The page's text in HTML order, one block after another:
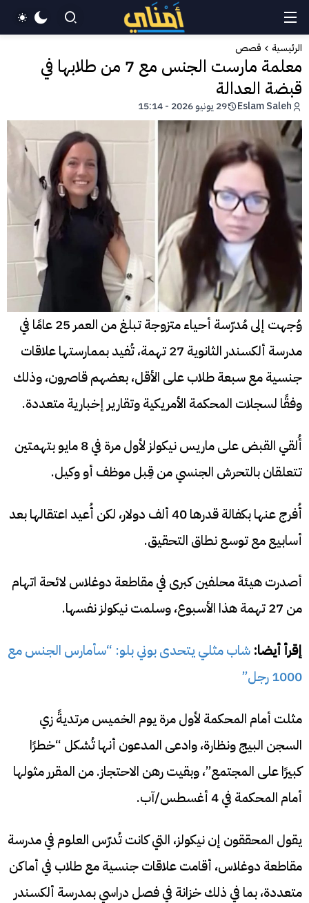
الرئيسية قصص
معلمة مارست الجنس مع 7 من طلابها في
قبضة العدالة
Eslam Saleh 29 يونيو 2026 - 15:14
وُجهت إلى مُدرّسة أحياء متزوجة تبلغ من العمر 25 عامًا في
مدرسة ألكسندر الثانوية 27 تهمة، تُفيد بممارستها علاقات
جنسية مع سبعة طلاب على الأقل، بعضهم قاصرون، وذلك
وفقًا لسجلات المحكمة الأمريكية وتقارير إخبارية متعددة.
أُلقي القبض على ماريس نيكولز لأول مرة في 8 مايو بتهمتين
تتعلقان بالتحرش الجنسي من قِبل موظف أو وكيل.
أُفرج عنها بكفالة قدرها 40 ألف دولار، لكن أُعيد اعتقالها بعد
أسابيع مع توسع نطاق التحقيق.
أصدرت هيئة محلفين كبرى في مقاطعة دوغلاس لائحة اتهام
من 27 تهمة هذا الأسبوع، وسلمت نيكولز نفسها.
إقرأ أيضا: شاب مثلي يتحدى بوني بلو: “سأمارس الجنس مع
1000 رجل”
مثلت أمام المحكمة لأول مرة يوم الخميس مرتديةً زي
السجن البيج ونظارة، وادعى المدعون أنها تُشكل “خطرًا
كبيرًا على المجتمع”، وبقيت رهن الاحتجاز. من المقرر مثولها
أمام المحكمة في 4 أغسطس/آب.
يقول المحققون إن نيكولز، التي كانت تُدرّس العلوم في مدرسة
مقاطعة دوغلاس، أقامت علاقات جنسية مع طلاب في أماكن
متعددة، بما في ذلك خزانة في فصل دراسي بمدرسة ألكسندر